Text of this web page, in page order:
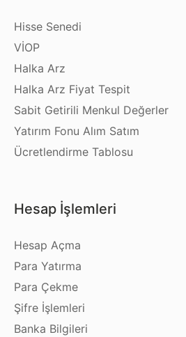
Hisse Senedi
VİOP
Halka Arz
Halka Arz Fiyat Tespit
Sabit Getirili Menkul Değerler
Yatırım Fonu Alım Satım
Ücretlendirme Tablosu
Hesap İşlemleri
Hesap Açma
Para Yatırma
Para Çekme
Şifre İşlemleri
Banka Bilgileri